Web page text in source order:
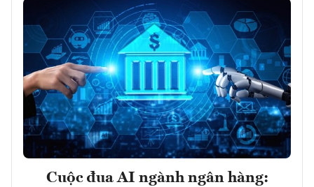
Cuộc đua AI ngành ngân hàng: